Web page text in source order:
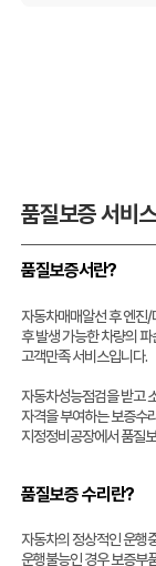
품질보증 서비
품질보증서란?
자동차매매알선 후 엔진
후 발생 가능한 차량의
고객만족 서비스입니다.
자동차성능점검을 받고
자격을 부여하는 보증수
지정정비공장에서 품질
품질보증 수리란?
자동차의 정상적인 운행
운행불능인 경우 보증부